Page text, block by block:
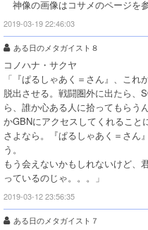
神像の画像はコサメのページを
2019-03-19 22:46:03
ある日のメタガイスト８
コノハナ・サクヤ
「『ぱるしゃあく＝さん』、こ
脱出させる。戦闘圏外に出たら、
ら、誰か心ある人に拾ってもらう
かGBNにアクセスしてくれること
さよなら。『ぱるしゃあく＝さ
う。
もう会えないかもしれないけど、
っているのじゃ。。。」
2019-03-12 23:56:35
ある日のメタガイスト７